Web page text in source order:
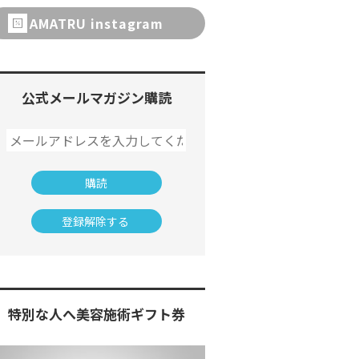
AMATRU instagram
公式メールマガジン購読
特別な人へ美容施術ギフト券